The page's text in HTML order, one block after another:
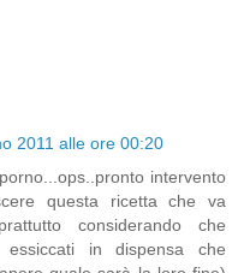
2011 alle ore 00:20
intervento
questa ricetta che va
considerando che
in dispensa che